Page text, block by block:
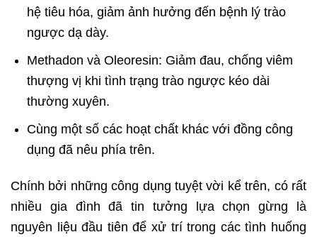
hệ tiêu hóa, giảm ảnh hưởng đến bệnh lý trào
ngược dạ dày.
Methadon và Oleoresin: Giảm đau, chống viêm
thượng vị khi tình trạng trào ngược kéo dài
thường xuyên.
Cùng một số các hoạt chất khác với đồng công
dụng đã nêu phía trên.
Chính bởi những công dụng tuyệt vời kể trên, có rất
nhiều gia đình đã tin tưởng lựa chọn gừng là
nguyên liệu đầu tiên để xử trí trong các tình huống